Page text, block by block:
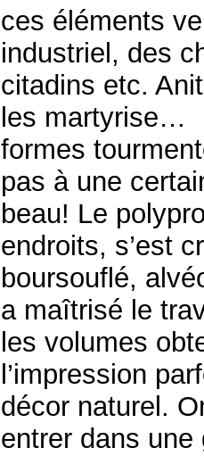
ces éléments
industriel, des
citadins etc.
les martyrise…
formes
pas à une
beau! Le
endroits, s’est
boursouflé,
a maîtrisé le
les volumes
l’impression
décor naturel.
entrer dans